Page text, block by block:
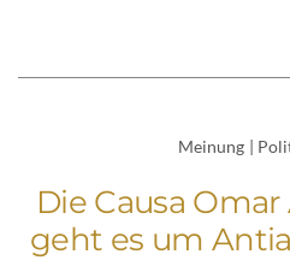
Meinung |
Die Causa
geht es um